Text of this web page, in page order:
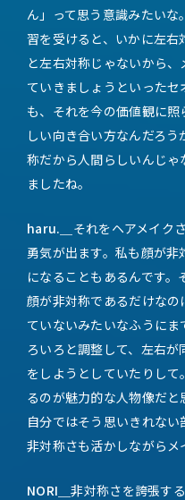
ん」って思う意識みたい
習を受けると、いかに左
と左右対称じゃないから
ていきましょうといった
も、それを今の価値観に
しい向き合い方なんだろ
称だから人間らしいんじ
ましたね。
haru.＿ それをヘアメイク
勇気が出ます。私も顔が
になることもあるんです
顔が非対称であるだけな
ていないみたいなふうに
ろいろと調整して、左右
をしようとしていたりし
るのが魅力的な人物像だ
自分ではそう思いきれな
非対称さも活かしながらメ
NORI＿非対称さを誇張す